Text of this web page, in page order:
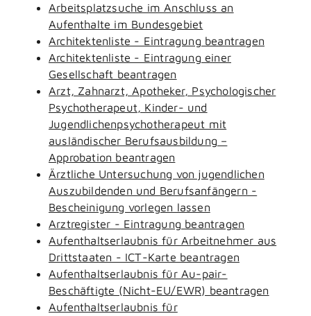
Arbeitsplatzsuche im Anschluss an
Aufenthalte im Bundesgebiet
Architektenliste - Eintragung beantragen
Architektenliste - Eintragung einer
Gesellschaft beantragen
Arzt, Zahnarzt, Apotheker, Psychologischer
Psychotherapeut, Kinder- und
Jugendlichenpsychotherapeut mit
ausländischer Berufsausbildung –
Approbation beantragen
Ärztliche Untersuchung von jugendlichen
Auszubildenden und Berufsanfängern -
Bescheinigung vorlegen lassen
Arztregister - Eintragung beantragen
Aufenthaltserlaubnis für Arbeitnehmer aus
Drittstaaten - ICT-Karte beantragen
Aufenthaltserlaubnis für Au-pair-
Beschäftigte (Nicht-EU/EWR) beantragen
Aufenthaltserlaubnis für